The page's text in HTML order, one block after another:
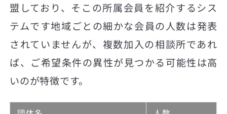
盟しており、そこの所属会員を紹介するシス
テムです地域ごとの細かな会員の人数は発表
されていませんが、複数加入の相談所であれ
ば、ご希望条件の異性が見つかる可能性は高
いのが特徴です。